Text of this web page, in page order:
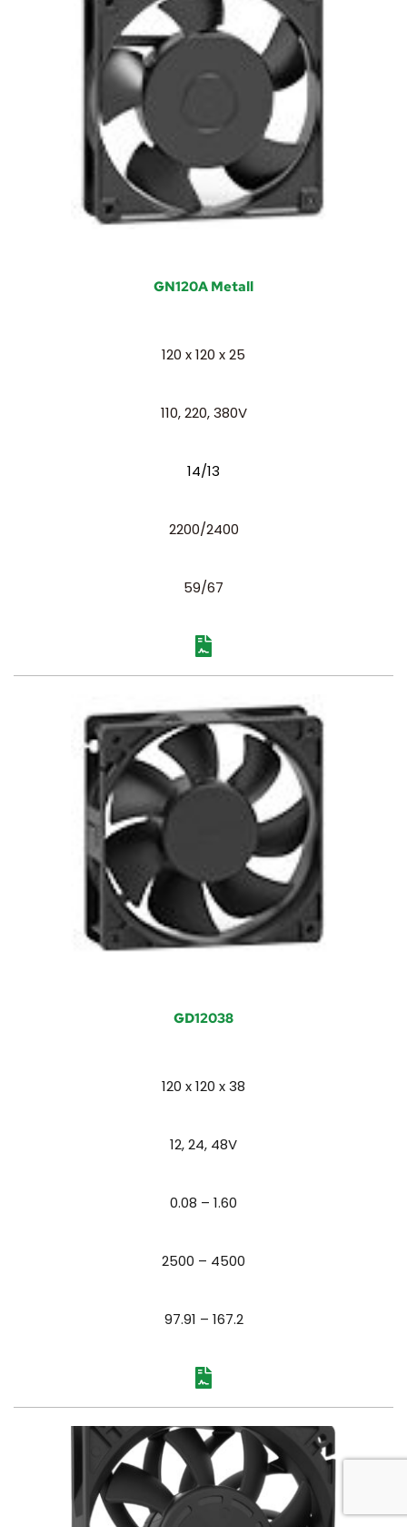
GN120A Metall
120 x 120 x 25
110, 220, 380V
14/13
2200/2400
59/67
GD12038
120 x 120 x 38
12, 24, 48V
0.08 – 1.60
2500 – 4500
97.91 – 167.2